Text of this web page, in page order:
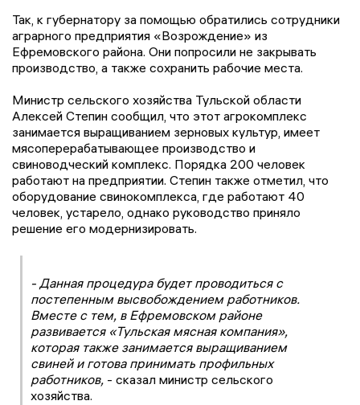
Так, к губернатору за помощью обратились сотрудники
аграрного предприятия «Возрождение» из
Ефремовского района. Они попросили не закрывать
производство, а также сохранить рабочие места.
Министр сельского хозяйства Тульской области
Алексей Степин сообщил, что этот агрокомплекс
занимается выращиванием зерновых культур, имеет
мясоперерабатывающее производство и
свиноводческий комплекс. Порядка 200 человек
работают на предприятии. Степин также отметил, что
оборудование свинокомплекса, где работают 40
человек, устарело, однако руководство приняло
решение его модернизировать.
- Данная процедура будет проводиться с
постепенным высвобождением работников.
Вместе с тем, в Ефремовском районе
развивается «Тульская мясная компания»,
которая также занимается выращиванием
свиней и готова принимать профильных
работников, - сказал министр сельского
хозяйства.